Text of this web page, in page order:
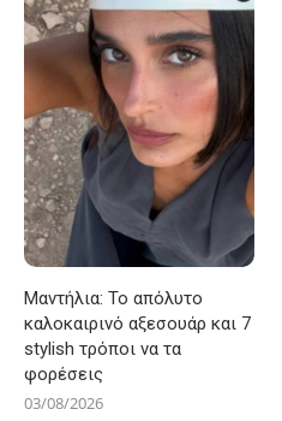
Μαντήλια: Το απόλυτο
καλοκαιρινό αξεσουάρ και 7
stylish τρόποι να τα
φορέσεις
03/08/2026